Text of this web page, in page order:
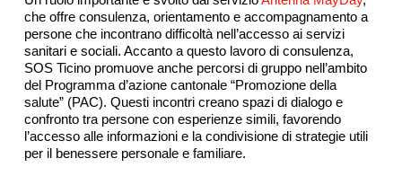
che offre consulenza, orientamento e accompagnamento a
persone che incontrano difficoltà nell’accesso ai servizi
sanitari e sociali. Accanto a questo lavoro di consulenza,
SOS Ticino promuove anche percorsi di gruppo nell’ambito
del Programma d’azione cantonale “Promozione della
salute” (PAC). Questi incontri creano spazi di dialogo e
confronto tra persone con esperienze simili, favorendo
l’accesso alle informazioni e la condivisione di strategie utili
per il benessere personale e familiare.